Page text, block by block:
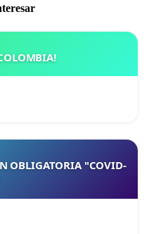
OBLIGATORIA "COVID-